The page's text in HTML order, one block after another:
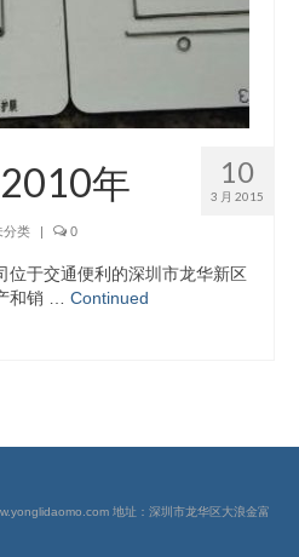
10
3 月 2015
年
分类 | 0
位于交通便利的深圳市龙华新区
和销 … Continued
地址：深圳市龙华区大浪金富